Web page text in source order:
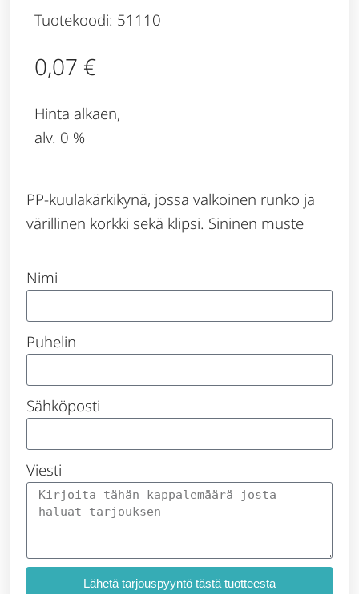
Tuotekoodi: 51110
0,07 €
Hinta alkaen,
alv. 0 %
PP-kuulakärkikynä, jossa valkoinen runko ja
värillinen korkki sekä klipsi. Sininen muste
Nimi
Puhelin
Sähköposti
Viesti
Lähetä tarjouspyyntö tästä tuotteesta